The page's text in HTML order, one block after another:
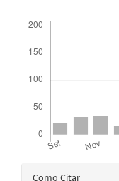
Detalhes
Como Citar